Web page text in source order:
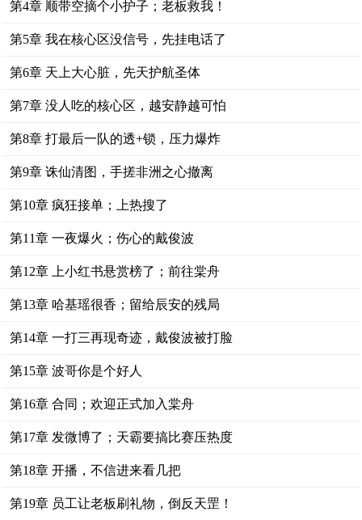
第4章 顺带空摘个小护子；老板救我！
第5章 我在核心区没信号，先挂电话了
第6章 天上大心脏，先天护航圣体
第7章 没人吃的核心区，越安静越可怕
第8章 打最后一队的透+锁，压力爆炸
第9章 诛仙清图，手搓非洲之心撤离
第10章 疯狂接单；上热搜了
第11章 一夜爆火；伤心的戴俊波
第12章 上小红书悬赏榜了；前往棠舟
第13章 哈基瑶很香；留给辰安的残局
第14章 一打三再现奇迹，戴俊波被打脸
第15章 波哥你是个好人
第16章 合同；欢迎正式加入棠舟
第17章 发微博了；天霸要搞比赛压热度
第18章 开播，不信进来看几把
第19章 员工让老板刷礼物，倒反天罡！